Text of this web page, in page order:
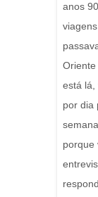
anos
está lá,
por dia
porque